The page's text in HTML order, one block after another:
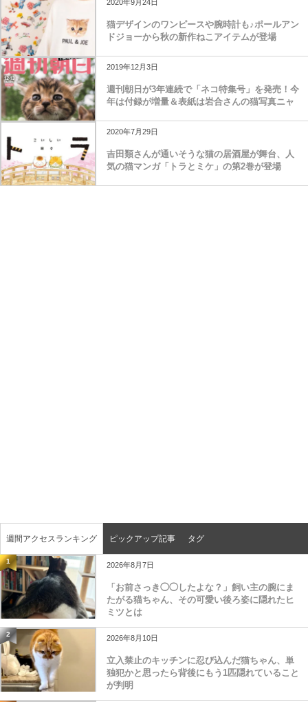
2020年9月24日
猫デザインのワンピースや腕時計も♪ポールアン
ドジョーから秋の新作ねこアイテムが登場
2019年12月3日
週刊朝日が3年連続で「ネコ特集号」を発売！今
年は付録が増量＆表紙は岩合さんの猫写真ニャ
2020年7月29日
吉田類さんが通いそうな猫の居酒屋が舞台、人
気の猫マンガ「トラとミケ」の第2巻が登場
週間アクセスランキング ピックアップ記事 タグ
1 2026年8月7日
「お前さっき◯◯したよな？」飼い主の腕にま
たがる猫ちゃん、その可愛い後ろ姿に隠れたヒ
ミツとは
2 2026年8月10日
立入禁止のキッチンに忍び込んだ猫ちゃん、単
独犯かと思ったら背後にもう1匹隠れていること
が判明